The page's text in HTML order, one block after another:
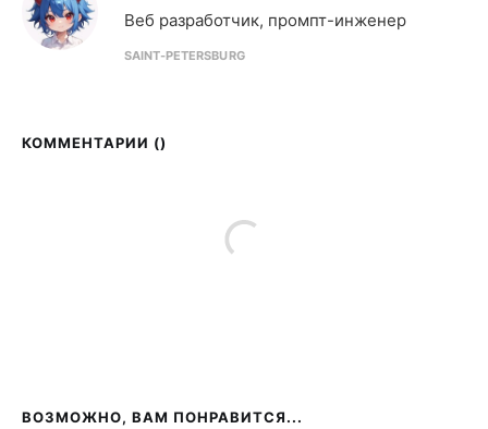
Веб разработчик, промпт-инженер
SAINT-PETERSBURG
КОММЕНТАРИИ ()
ВОЗМОЖНО, ВАМ ПОНРАВИТСЯ...